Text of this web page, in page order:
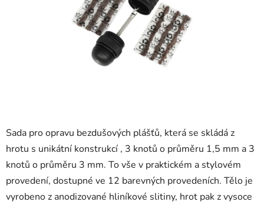
Sada pro opravu bezdušových plášťů, která se skládá z
hrotu s unikátní konstrukcí , 3 knotů o průměru 1,5 mm a 3
knotů o průměru 3 mm. To vše v praktickém a stylovém
provedení, dostupné ve 12 barevných provedeních. Tělo je
vyrobeno z anodizované hliníkové slitiny, hrot pak z vysoce